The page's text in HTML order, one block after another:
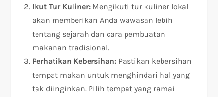
Ikut Tur Kuliner: Mengikuti tur kuliner lokal
akan memberikan Anda wawasan lebih
tentang sejarah dan cara pembuatan
makanan tradisional.
Perhatikan Kebersihan: Pastikan kebersihan
tempat makan untuk menghindari hal yang
tak diinginkan. Pilih tempat yang ramai